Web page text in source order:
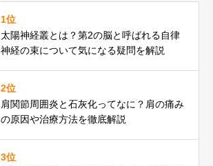
1位
太陽神経叢とは？第2の脳と呼ばれる自律
神経の束について気になる疑問を解説
2位
肩関節周囲炎と石灰化ってなに？肩の痛み
の原因や治療方法を徹底解説
3位